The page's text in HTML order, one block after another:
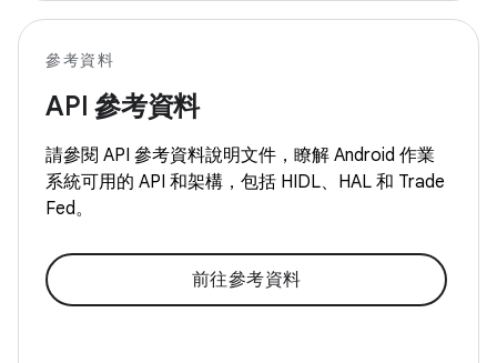
參考資料
API 參考資料
請參閱 API 參考資料說明文件，瞭解 Android 作業
系統可用的 API 和架構，包括 HIDL、HAL 和 Trade
Fed。
前往參考資料